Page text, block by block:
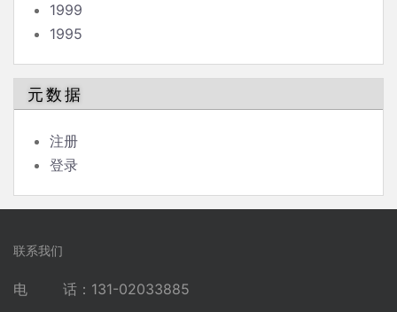
1999
1995
元数据
注册
登录
联系我们
电 话：131-02033885